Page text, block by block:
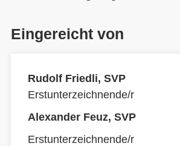
Eingereicht von
Rudolf Friedli, SVP
Erstunterzeichnende/r
Alexander Feuz, SVP
Erstunterzeichnende/r